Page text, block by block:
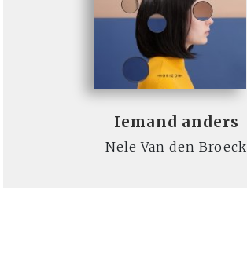
Iemand anders
Nele Van den Broeck